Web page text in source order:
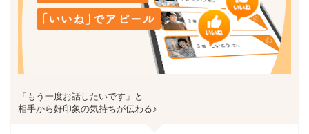
「もう一度お話したいです」と
相手から好印象の気持ちが伝わる♪